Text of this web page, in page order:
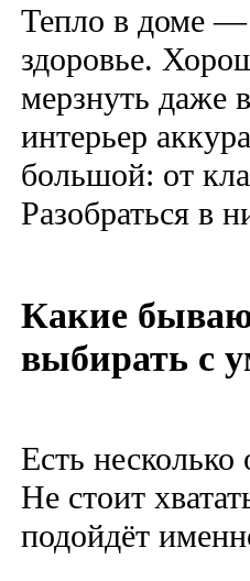
Тепло в доме —
здоровье.
мерзнуть даже
интерьер
большой: от
Разобраться в
Какие
выбирать с
Есть
Не стоит
подойдёт